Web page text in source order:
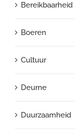
Bereikbaarheid
Boeren
Cultuur
Deurne
Duurzaamheid